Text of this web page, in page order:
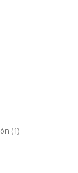
(1)